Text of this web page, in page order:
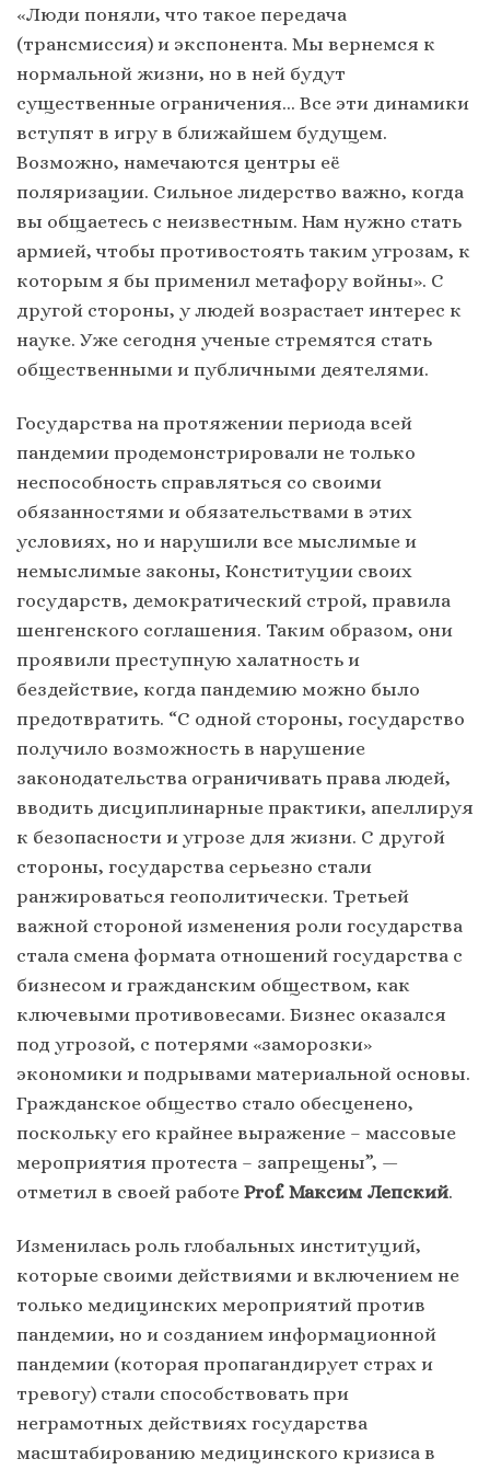
«Люди поняли, что такое передача
(трансмиссия) и экспонента. Мы вернемся к
нормальной жизни, но в ней будут
существенные ограничения… Все эти динамики
вступят в игру в ближайшем будущем.
Возможно, намечаются центры её
поляризации. Сильное лидерство важно, когда
вы общаетесь с неизвестным. Нам нужно стать
армией, чтобы противостоять таким угрозам, к
которым я бы применил метафору войны». С
другой стороны, у людей возрастает интерес к
науке. Уже сегодня ученые стремятся стать
общественными и публичными деятелями.
Государства на протяжении периода всей
пандемии продемонстрировали не только
неспособность справляться со своими
обязанностями и обязательствами в этих
условиях, но и нарушили все мыслимые и
немыслимые законы, Конституции своих
государств, демократический строй, правила
шенгенского соглашения. Таким образом, они
проявили преступную халатность и
бездействие, когда пандемию можно было
предотвратить. “С одной стороны, государство
получило возможность в нарушение
законодательства ограничивать права людей,
вводить дисциплинарные практики, апеллируя
к безопасности и угрозе для жизни. С другой
стороны, государства серьезно стали
ранжироваться геополитически. Третьей
важной стороной изменения роли государства
стала смена формата отношений государства с
бизнесом и гражданским обществом, как
ключевыми противовесами. Бизнес оказался
под угрозой, с потерями «заморозки»
экономики и подрывами материальной основы.
Гражданское общество стало обесценено,
поскольку его крайнее выражение – массовые
мероприятия протеста – запрещены”, —
отметил в своей работе Prof. Максим Лепский.
Изменилась роль глобальных институций,
которые своими действиями и включением не
только медицинских мероприятий против
пандемии, но и созданием информационной
пандемии (которая пропагандирует страх и
тревогу) стали способствовать при
неграмотных действиях государства
масштабированию медицинского кризиса в